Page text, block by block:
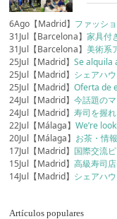
6Ago【Madrid】 ファッシ
31Jul【Barcelona】家具付
31Jul【Barcelona】美術系
25Jul【Madrid】Se alquila
25Jul【Madrid】 シェアハ
25Jul【Madrid】Oferta de
24Jul【Madrid】今話題の
24Jul【Madrid】寿司を握
22Jul【Málaga】We’re
20Jul【Málaga】 お茶・情
17Jul【Madrid】 国際交流
15Jul【Madrid】高級寿司
14Jul【Madrid】 シェアハ
Artículos populares